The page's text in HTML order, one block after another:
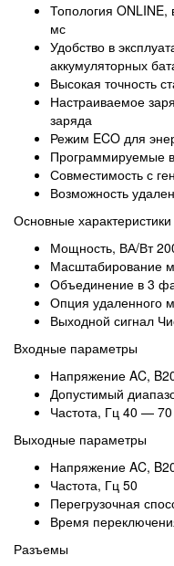
Топология
мс
Удобство в
аккумуляторных
Высокая точность
Настраиваемое
заряда
Режим ECO для
Программируемые
Совместимость с
Возможность
Основные характеристики
Мощность, ВА/Вт
Масштабирование
Объединение в 3
Опция удаленного
Выходной сигнал
Входные параметры
Напряжение AC, B
Допустимый
Частота, Гц 40 — 70
Выходные параметры
Напряжение AC, B
Частота, Гц 50
Перегрузочная
Время
Разъемы